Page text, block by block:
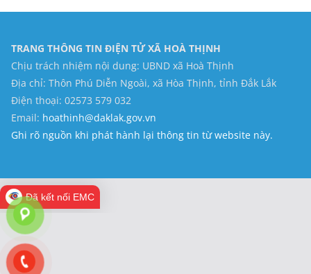
TRANG THÔNG TIN ĐIỆN TỬ XÃ HOÀ THỊNH
Chịu trách nhiệm nội dung: UBND xã Hoà Thịnh
Địa chỉ: Thôn Phú Diễn Ngoài, xã Hòa Thịnh, tỉnh Đắk Lắk
Điện thoại: 02573 579 032
Email: hoathinh@daklak.gov.vn
Ghi rõ nguồn khi phát hành lại thông tin từ website này.
Đã kết nối EMC